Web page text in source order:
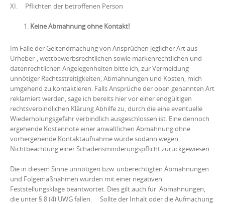
XI. Pflichten der betroffenen Person
Keine Abmahnung ohne Kontakt!
Im Falle der Geltendmachung von Ansprüchen jeglicher Art aus
Urheber-, wettbewerbsrechtlichen sowie markenrechtlichen und
datenrechtlichen Angelegenheiten bitte ich, zur Vermeidung
unnötiger Rechtsstreitigkeiten, Abmahnungen und Kosten, mich
umgehend zu kontaktieren. Falls Ansprüche der oben genannten Art
reklamiert werden, sage ich bereits hier vor einer endgültigen
rechtsverbindlichen Klärung Abhilfe zu, durch die eine eventuelle
Wiederholungsgefahr verbindlich ausgeschlossen ist. Eine dennoch
ergehende Kostennote einer anwaltlichen Abmahnung ohne
vorhergehende Kontaktaufnahme würde sodann wegen
Nichtbeachtung einer Schadensminderungspflicht zurückgewiesen.
Die in diesem Sinne unnötigen bzw. unberechtigten Abmahnungen
und Folgemaßnahmen würden mit einer negativen
Feststellungsklage beantwortet. Dies gilt auch für Abmahnungen,
die unter § 8 (4) UWG fallen. Sollte der Inhalt oder die Aufmachung